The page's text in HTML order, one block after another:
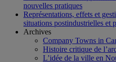
nouvelles pratiques
Représentations, effets et
situations postindustrielles et
Archives
Company Towns in
Histoire critique de
L’idée de la ville en